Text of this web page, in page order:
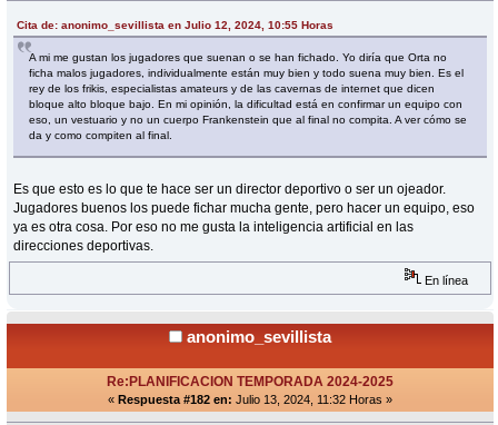
Cita de: anonimo_sevillista en Julio 12, 2024, 10:55 Horas
A mi me gustan los jugadores que suenan o se han fichado. Yo diría que Orta no
ficha malos jugadores, individualmente están muy bien y todo suena muy bien. Es el
rey de los frikis, especialistas amateurs y de las cavernas de internet que dicen
bloque alto bloque bajo. En mi opinión, la dificultad está en confirmar un equipo con
eso, un vestuario y no un cuerpo Frankenstein que al final no compita. A ver cómo se
da y como compiten al final.
Es que esto es lo que te hace ser un director deportivo o ser un ojeador.
Jugadores buenos los puede fichar mucha gente, pero hacer un equipo, eso
ya es otra cosa. Por eso no me gusta la inteligencia artificial en las
direcciones deportivas.
En línea
anonimo_sevillista
Re:PLANIFICACION TEMPORADA 2024-2025
« Respuesta #182 en: Julio 13, 2024, 11:32 Horas »